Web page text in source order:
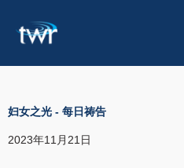
妇女之光 - 每日祷告
2023年11月21日